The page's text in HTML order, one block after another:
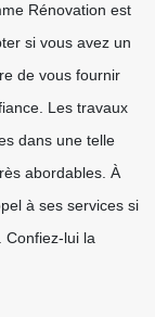
Rénovation est
si vous avez un
de vous fournir
Les travaux
dans une telle
abordables. À
à ses services si
Confiez-lui la